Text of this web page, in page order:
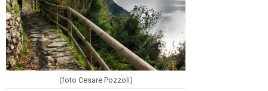
(foto Cesare Pozzoli)